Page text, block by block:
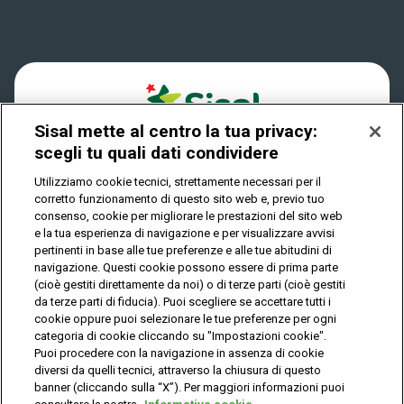
Play Your Date
Privacy
IL GIOCO È VIETATO AI MINORI E PUÒ CAUSARE
DIPENDENZA PATOLOGICA
© Copyright Sisal Italia S.p.A. - P.I. 02433760135
Privacy Cookies
Mappa
del
sito
Sisal mette al centro la tua privacy:
scegli tu quali dati condividere
Utilizziamo cookie tecnici, strettamente necessari per il
corretto funzionamento di questo sito web e, previo tuo
consenso, cookie per migliorare le prestazioni del sito web
e la tua esperienza di navigazione e per visualizzare avvisi
pertinenti in base alle tue preferenze e alle tue abitudini di
navigazione. Questi cookie possono essere di prima parte
(cioè gestiti direttamente da noi) o di terze parti (cioè gestiti
da terze parti di fiducia). Puoi scegliere se accettare tutti i
cookie oppure puoi selezionare le tue preferenze per ogni
categoria di cookie cliccando su "Impostazioni cookie".
Puoi procedere con la navigazione in assenza di cookie
diversi da quelli tecnici, attraverso la chiusura di questo
banner (cliccando sulla “X”). Per maggiori informazioni puoi